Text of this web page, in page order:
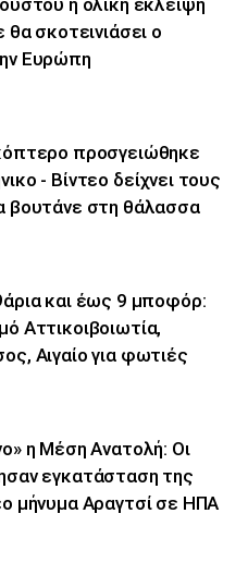
η ολική έκλειψη
θα σκοτεινιάσει ο
Ευρώπη
προσγειώθηκε
- Βίντεο δείχνει τους
βουτάνε στη θάλασσα
και έως 9 μποφόρ:
Αττικοιβοιωτία,
Αιγαίο για φωτιές
η Μέση Ανατολή: Οι
εγκατάσταση της
μήνυμα Αραγτσί σε ΗΠΑ